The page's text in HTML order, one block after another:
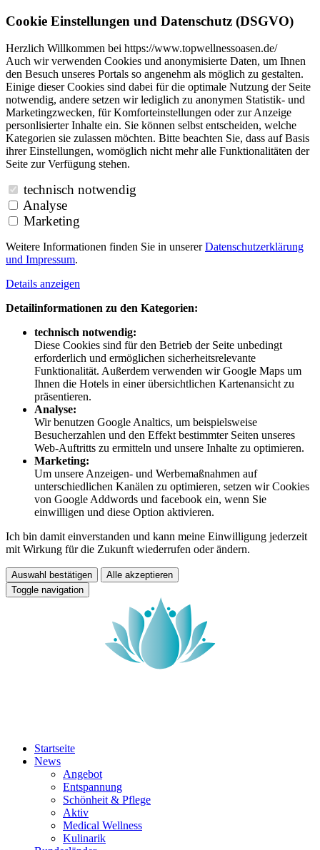
Cookie Einstellungen und Datenschutz (DSGVO)
Herzlich Willkommen bei https://www.topwellnessoasen.de/
Auch wir verwenden Cookies und anonymisierte Daten, um Ihnen
den Besuch unseres Portals so angenehm als möglich zu gestalten.
Einige dieser Cookies sind dabei für die optimale Nutzung der Seite
notwendig, andere setzen wir lediglich zu anonymen Statistik- und
Marketingzwecken, für Komforteinstellungen oder zur Anzeige
personlisierter Inhalte ein. Sie können selbst entscheiden, welche
Kategorien sie zulassen möchten. Bitte beachten Sie, dass auf Basis
ihrer Einstellungen, womöglich nicht mehr alle Funktionalitäten der
Seite zur Verfügung stehen.
technisch notwendig
Analyse
Marketing
Weitere Informationen finden Sie in unsererDatenschutzerklärung
und Impressum.
Details anzeigen
Detailinformationen zu den Kategorien:
technisch notwendig:
Diese Cookies sind für den Betrieb der Seite unbedingt
erforderlich und ermöglichen sicherheitsrelevante
Funktionalität. Außerdem verwenden wir Google Maps um
Ihnen die Hotels in einer übersichtlichen Kartenansicht zu
präsentieren.
Analyse:
Wir benutzen Google Analtics, um beispielsweise
Besucherzahlen und den Effekt bestimmter Seiten unseres
Web-Auftritts zu ermitteln und unsere Inhalte zu optimieren.
Marketing:
Um unsere Anzeigen- und Werbemaßnahmen auf
unterschiedlichen Kanälen zu optimieren, setzen wir Cookies
von Google Addwords und facebook ein, wenn Sie
einwilligen und diese Option aktivieren.
Ich bin damit einverstanden und kann meine Einwilligung jederzeit
mit Wirkung für die Zukunft wiederrufen oder ändern.
Auswahl bestätigen
Alle akzeptieren
Toggle navigation
Startseite
News
Angebot
Entspannung
Schönheit & Pflege
Aktiv
Medical Wellness
Kulinarik